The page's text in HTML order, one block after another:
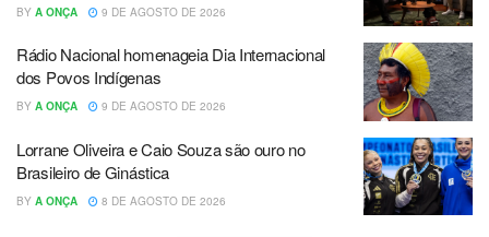
BY A ONÇA 9 DE AGOSTO DE 2026
Rádio Nacional homenageia Dia Internacional
dos Povos Indígenas
BY A ONÇA 9 DE AGOSTO DE 2026
Lorrane Oliveira e Caio Souza são ouro no
Brasileiro de Ginástica
BY A ONÇA 8 DE AGOSTO DE 2026